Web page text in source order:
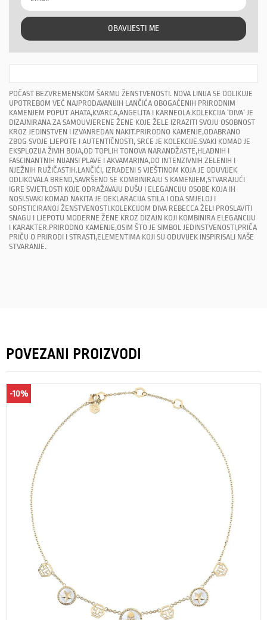
OBAVIJESTI ME
POČAST BEZVREMENSKOM ŠARMU ŽENSTVENOSTI. NOVA LINIJA SE ODLIKUJE
UPOTREBOM VEĆ NAJPRODAVANIJIH LANČIĆA OBOGAĆENIH PRIRODNIM
KAMENJEM POPUT AHATA,KVARCA,ANGELITA I KARNEOLA.KOLEKCIJA ‘DIVA‘ JE
DIZAJNIRANA ZA SAMOUVJERENE ŽENE KOJE ŽELE IZRAZITI SVOJU OSOBNOST
KROZ JEDINSTVEN I IZVANREDAN NAKIT.PRIRODNO KAMENJE,ODABRANO
ZBOG SVOJE LJEPOTE I AUTENTIČNOSTI, SRCE JE KOLEKCIJE.SVAKI KOMAD JE
EKSPLOZIJA ŽIVIH BOJA,OD TOPLIH TONOVA NARANDŽASTE,HLADNIH I
FASCINANTNIH NIJANSI PLAVE I AKVAMARINA,DO INTENZIVNIH ZELENIH I
NJEŽNIH RUŽIČASTIH.LANČIĆI, IZRAĐENI S VJEŠTINOM KOJA JE ODUVIJEK
ODLIKOVALA BREND,SAVRŠENO SE KOMBINIRAJU S KAMENJEM,STVARAJUĆI
IGRE SVJETLOSTI KOJE ODRAŽAVAJU DUŠU I ELEGANCIJU OSOBE KOJA IH
NOSI.SVAKI KOMAD NAKITA JE DEKLARACIJA STILA I ODA SMJELOJ I
SOFISTICIRANOJ ŽENSTVENOSTI.KOLEKCIJOM DIVA REBECCA ŽELI PROSLAVITI
SNAGU I LJEPOTU MODERNE ŽENE KROZ DIZAJN KOJI KOMBINIRA ELEGANCIJU
I KARAKTER.PRIRODNO KAMENJE,OSIM ŠTO JE SIMBOL JEDINSTVENOSTI,PRIČA
PRIČU O PRIRODI I STRASTI,ELEMENTIMA KOJI SU ODUVIJEK INSPIRISALI NAŠE
STVARANJE.
POVEZANI PROIZVODI
-10%